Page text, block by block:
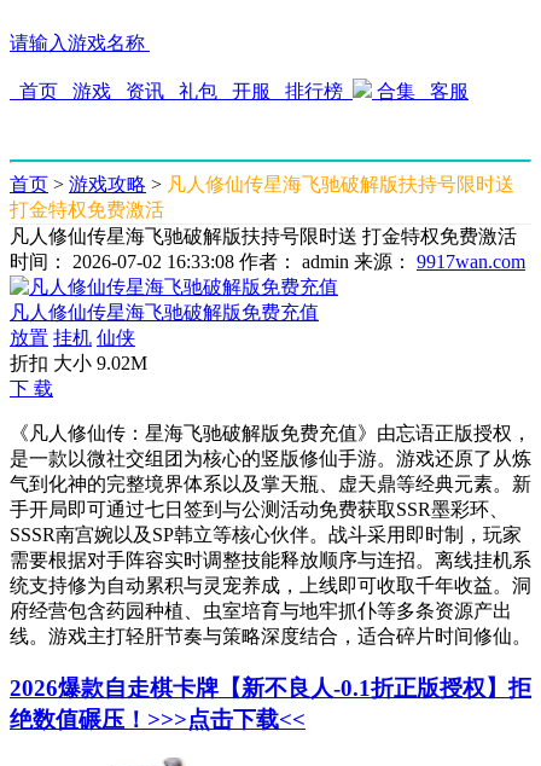
请输入游戏名称
首页 游戏 资讯 礼包 开服 排行榜 合集 客服
首页 > 游戏攻略 > 凡人修仙传星海飞驰破解版扶持号限时送
打金特权免费激活
凡人修仙传星海飞驰破解版扶持号限时送 打金特权免费激活
时间： 2026-07-02 16:33:08 作者： admin 来源： 9917wan.com
凡人修仙传星海飞驰破解版免费充值
放置 挂机 仙侠
折扣 大小 9.02M
下 载
《凡人修仙传：星海飞驰破解版免费充值》由忘语正版授权，
是一款以微社交组团为核心的竖版修仙手游。游戏还原了从炼
气到化神的完整境界体系以及掌天瓶、虚天鼎等经典元素。新
手开局即可通过七日签到与公测活动免费获取SSR墨彩环、
SSSR南宫婉以及SP韩立等核心伙伴。战斗采用即时制，玩家
需要根据对手阵容实时调整技能释放顺序与连招。离线挂机系
统支持修为自动累积与灵宠养成，上线即可收取千年收益。洞
府经营包含药园种植、虫室培育与地牢抓仆等多条资源产出
线。游戏主打轻肝节奏与策略深度结合，适合碎片时间修仙。
2026爆款自走棋卡牌【新不良人-0.1折正版授权】拒
绝数值碾压！>>>点击下载<<